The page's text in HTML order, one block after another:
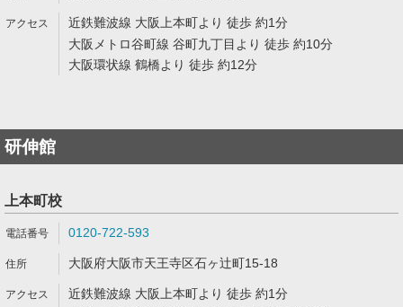
近鉄難波線 大阪上本町より 徒歩 約1分
大阪メトロ谷町線 谷町九丁目より 徒歩 約10分
大阪環状線 鶴橋より 徒歩 約12分
研伸館
上本町校
0120-722-593
大阪府大阪市天王寺区石ヶ辻町15-18
近鉄難波線 大阪上本町より 徒歩 約1分